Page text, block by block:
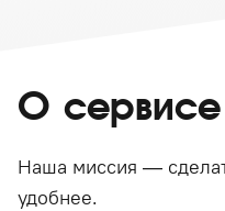
О сервисе
Наша миссия —
удобнее.